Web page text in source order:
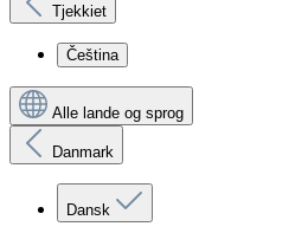
Tjekkiet
Čeština
Alle lande og sprog
Danmark
Dansk